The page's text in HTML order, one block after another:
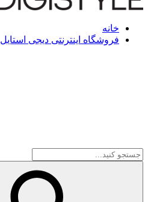
خانه
فروشگاه اینترنتی دیجی استایل